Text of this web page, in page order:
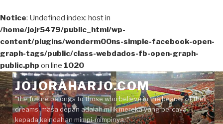
Notice: Undefined index: host in
/home/jojr5479/public_html/wp-
content/plugins/wonderm00ns-simple-facebook-open-
graph-tags/public/class-webdados-fb-open-graph-
public.php on line 1020
Skip
to
content
JOJORAHARJO.COM
"the future belongs to those who believe in the beauty of their
dreams, masa depan adalah milik mereka yang percaya
kepada keindahan mimpi-mimpinya.."